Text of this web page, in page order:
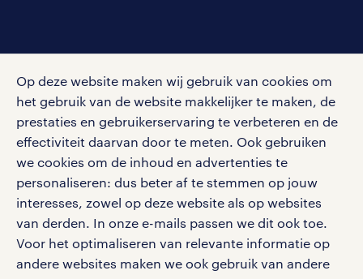
Op deze website maken wij gebruik van cookies om
het gebruik van de website makkelijker te maken, de
prestaties en gebruikerservaring te verbeteren en de
effectiviteit daarvan door te meten. Ook gebruiken
we cookies om de inhoud en advertenties te
personaliseren: dus beter af te stemmen op jouw
interesses, zowel op deze website als op websites
van derden. In onze e-mails passen we dit ook toe.
Voor het optimaliseren van relevante informatie op
andere websites maken we ook gebruik van andere
Volg ons voor de leukste content omtrent
vacatures, solliciteren en inspiratie.
werken bij randstad
gebruikersvoorwaarden
privacystatement